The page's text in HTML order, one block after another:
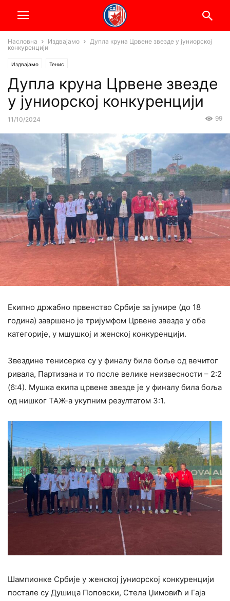
Насловна Издвајамо
Дупла круна Црвене звезде у јуниорској
конкуренцији
Издвајамо Тенис
Дупла круна Црвене звезде
у јуниорској конкуренцији
11/10/2024 99
Екипно држабно првенство Србије за јунире (до 18
година) завршено је тријумфом Црвене звезде у обе
категорије, у мшушкој и женској конкуренцији.
Звездине тенисерке су у финалу биле боље од вечитог
ривала, Партизана и то после велике неизвесности – 2:2
(6:4). Мушка екипа црвене звезде је у финалу била боља
од нишког ТАЖ-а укупним резултатом 3:1.
Шампионке Србије у женској јуниорској конкуренцији
постале су Душица Поповски, Стела Џимовић и Гаја